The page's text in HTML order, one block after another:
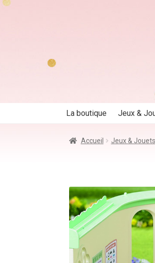
La boutique Jeux &
Accueil Jeux & Jouets